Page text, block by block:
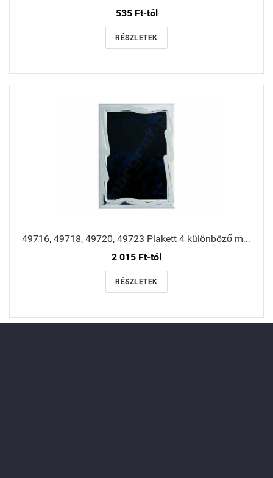
535 Ft-tól
RÉSZLETEK
49716, 49718, 49720, 49723 Plakett 4 különböző méretben
2 015 Ft-tól
RÉSZLETEK